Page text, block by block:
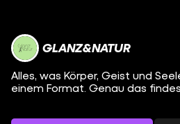
GLANZ&NATUR
Alles, was Körper, Geist und
einem Format. Genau das